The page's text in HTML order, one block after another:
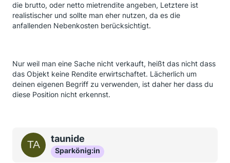
die brutto, oder netto mietrendite angeben, Letztere ist
realistischer und sollte man eher nutzen, da es die
anfallenden Nebenkosten berücksichtigt.
Nur weil man eine Sache nicht verkauft, heißt das nicht dass
das Objekt keine Rendite erwirtschaftet. Lächerlich um
deinen eigenen Begriff zu verwenden, ist daher her dass du
diese Position nicht erkennst.
taunide
Sparkönig:in